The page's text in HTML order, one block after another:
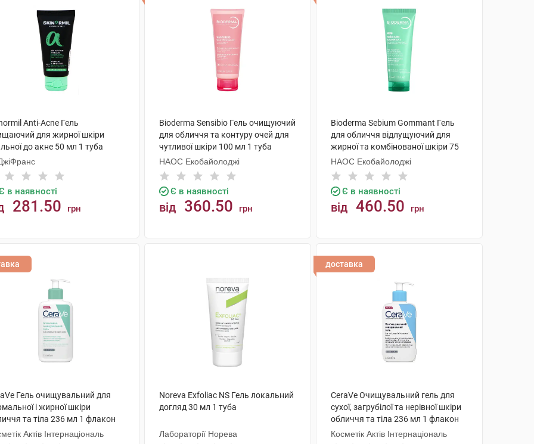
Anti-Acne Гель
для жирної шкіри
до акне 50 мл 1 туба
в наявності
281.50 грн
Bioderma Sensibio Гель очищуючий
для обличчя та контуру очей для
чутливої шкіри 100 мл 1 туба
НАОС Екобайолоджі
Є в наявності
від 360.50 грн
Bioderma Sebium Gommant Гель
для обличчя відлущуючий для
жирної та комбінованої шкіри 75
мл 1 шт
НАОС Екобайолоджі
Є в наявності
від 460.50 грн
Гель очищувальний для
і жирної шкіри
та тіла 236 мл 1 флакон
Актів Інтернаціональ
Noreva Exfoliac NS Гель локальний
догляд 30 мл 1 туба
Лабораторії Норева
доставка
CeraVe Очищувальний гель для
сухої, загрубілої та нерівної шкіри
обличчя та тіла 236 мл 1 флакон
Косметік Актів Інтернаціональ